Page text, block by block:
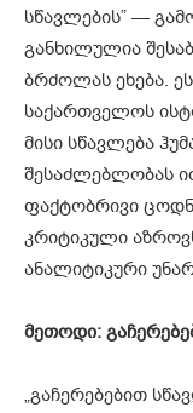
სწავლების” —
განხილულია
ბრძოლას ეხება.
საქართველოს
მისი სწავლება
შესაძლებლობას
ფაქტობრივი
კრიტიკული
ანალიტიკური
მეთოდი:
„გაჩერებებით